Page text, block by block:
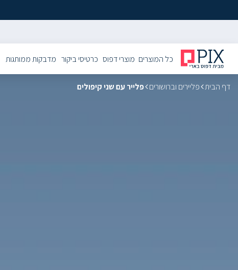
כל המוצרים מוצרי דפוס כרטיסי ביקור מדבקות ממותגות
דף הבית פליירים וברושורים פלייר עם שני קיפולים